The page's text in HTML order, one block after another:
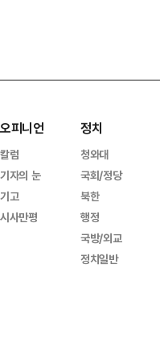
오피니언
칼럼
기자의 눈
기고
시사만평
정치
청와대
국회/정당
북한
행정
국방/외교
정치일반